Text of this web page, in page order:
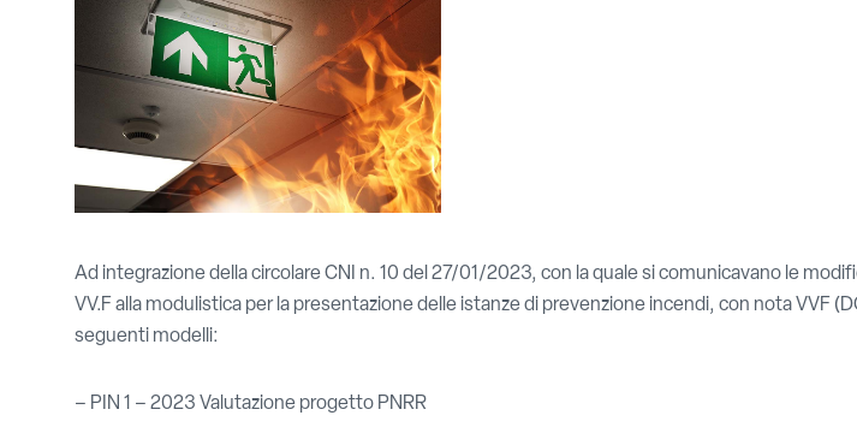
Ad integrazione della circolare CNI n. 10 del 27/01/2023, con la quale si comunicavano le
VV.F alla modulistica per la presentazione delle istanze di prevenzione incendi, con nota
seguenti modelli:
– PIN 1 – 2023 Valutazione progetto PNRR